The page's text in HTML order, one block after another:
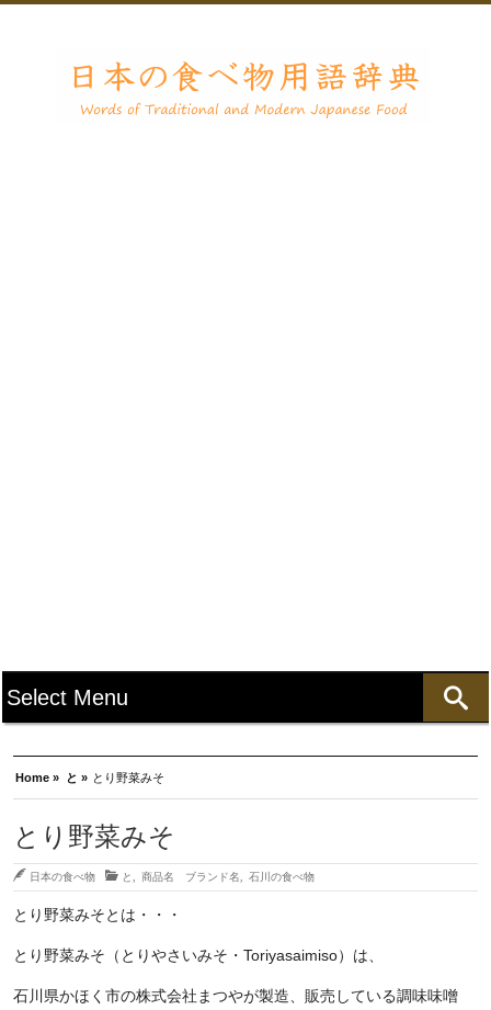
Home » と » とり野菜みそ
とり野菜みそ
日本の食べ物 と 商品名 ブランド名 石川の食べ物
とり野菜みそとは・・・
とり野菜みそ（とりやさいみそ・Toriyasaimiso）は、
石川県かほく市の株式会社まつやが製造、販売している調味味噌